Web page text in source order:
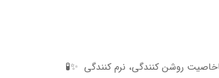
روشن کنندگی، نرم کنندگی ✨🧪